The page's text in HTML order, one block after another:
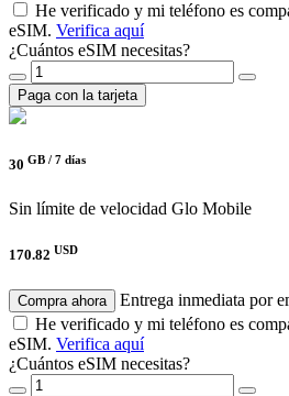
He verificado y mi teléfono es
eSIM. Verifica aquí
¿Cuántos eSIM necesitas?
Paga con la tarjeta
30 GB / 7 días
Sin límite de velocidad Glo Mobile
170.82 USD
Compra ahora
Entrega inmediata por
He verificado y mi teléfono es
eSIM. Verifica aquí
¿Cuántos eSIM necesitas?